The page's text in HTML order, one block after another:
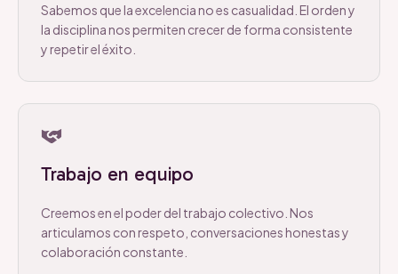
Sabemos que la excelencia no es casualidad. El orden y
la disciplina nos permiten crecer de forma consistente
y repetir el éxito.
Trabajo en equipo
Creemos en el poder del trabajo colectivo. Nos
articulamos con respeto, conversaciones honestas y
colaboración constante.